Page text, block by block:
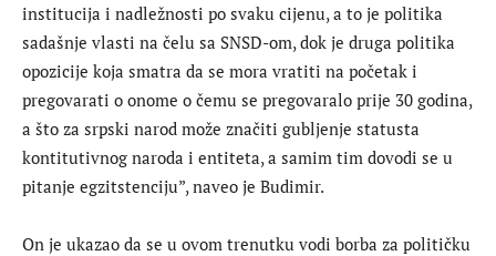
institucija i nadležnosti po svaku cijenu, a to je politika
sadašnje vlasti na čelu sa SNSD-om, dok je druga politika
opozicije koja smatra da se mora vratiti na početak i
pregovarati o onome o čemu se pregovaralo prije 30 godina,
a što za srpski narod može značiti gubljenje statusta
kontitutivnog naroda i entiteta, a samim tim dovodi se u
pitanje egzitstenciju”, naveo je Budimir.
On je ukazao da se u ovom trenutku vodi borba za političku